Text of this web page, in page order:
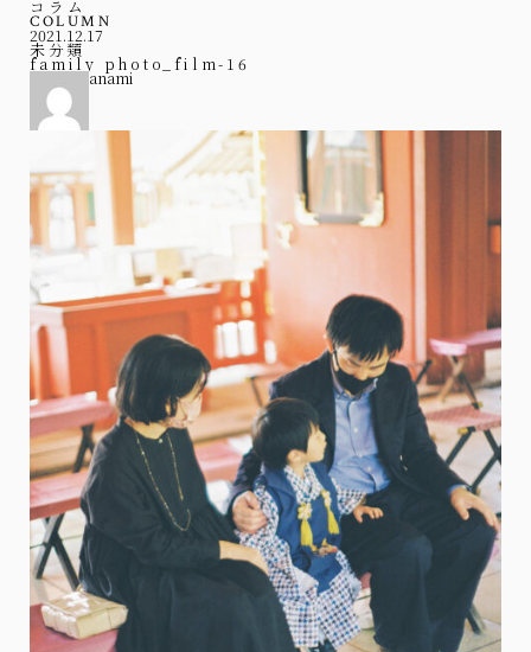
コラム
COLUMN
2021.12.17
未分類
family photo_film-16
anami